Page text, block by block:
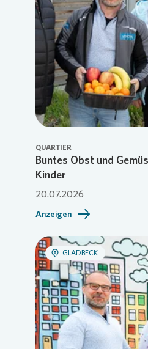
QUARTIER
Buntes Obst und
Kinder
20.07.2026
Anzeigen
GLADBECK